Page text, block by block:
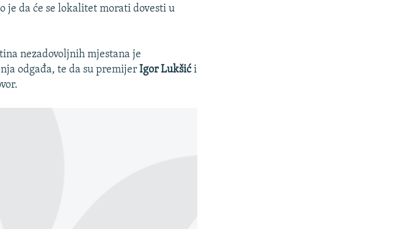
je da će se lokalitet morati dovesti u
nezadovoljnih mjestana je
odgađa, te da su premijer Igor Lukšići